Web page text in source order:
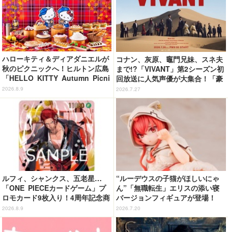
ハローキティ＆ディアダニエルが
秋のピクニックへ！ヒルトン広島
「HELLO KITTY Autumn Picni
c」開催 全27種のスイーツ＆セ
イボリーが登場
2026.8.9
コナン、灰原、竈門兄妹、スネ夫
まで!?「VIVANT」第2シーズン初
回放送に人気声優が大集合！「豪
華すぎる」花江夏樹＆鬼頭明里＆
関智一＆高山みなみら出演
2026.7.27
ルフィ、シャンクス、五老星…
「ONE PIECEカードゲーム」プ
ロモカード9枚入り！4周年記念商
品が抽選販売【9月2日23時まで】
2026.8.9
“ルーデウスの子猫がほしいにゃ
ん”「無職転生」エリスの添い寝
バージョンフィギュアが登場！
猫耳＆ネグリジェの圧倒的破壊力
2026.7.20